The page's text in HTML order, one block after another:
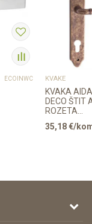
ECOINWC KVAKE
KVAKA AIDA
DECO ŠTIT
ROZETA
35,18€/